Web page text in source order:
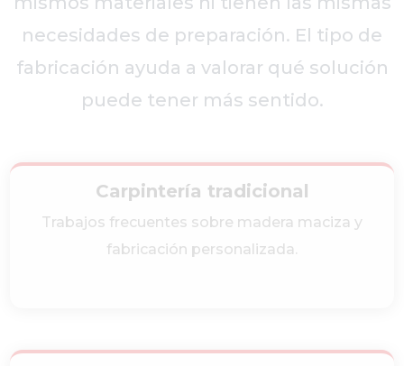
necesidades de preparación. El tipo de
fabricación ayuda a valorar qué solución
puede tener más sentido.
Carpintería tradicional
Trabajos frecuentes sobre madera maciza y
fabricación personalizada.